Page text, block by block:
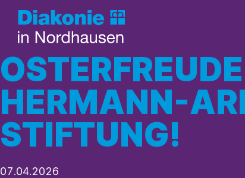
HERMANN-
STIFTUNG!
07.04.2026